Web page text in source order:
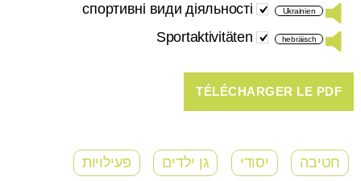
Ukrainien
спортивні види діяльності
hebräisch
Sportaktivitäten
חטיבה יסודי גן ילדים פעילויות